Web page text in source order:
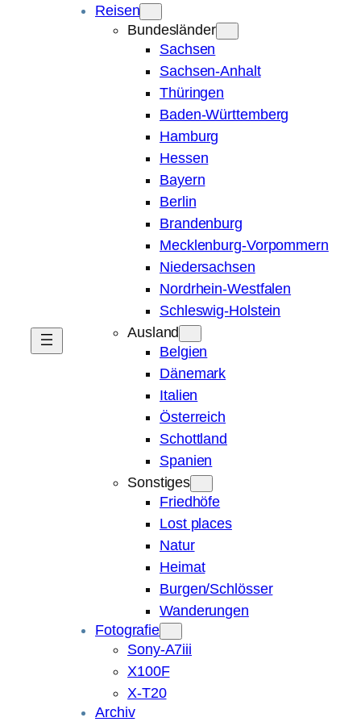
Reisen
Bundesländer
Sachsen
Sachsen-Anhalt
Thüringen
Baden-Württemberg
Hamburg
Hessen
Bayern
Berlin
Brandenburg
Mecklenburg-Vorpommern
Niedersachsen
Nordrhein-Westfalen
Schleswig-Holstein
Ausland
Belgien
Dänemark
Italien
Österreich
Schottland
Spanien
Sonstiges
Friedhöfe
Lost places
Natur
Heimat
Burgen/Schlösser
Wanderungen
Fotografie
Sony-A7iii
X100F
X-T20
Archiv